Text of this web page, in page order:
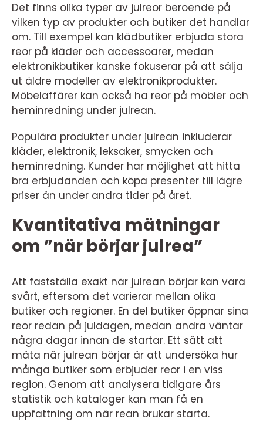
Det finns olika typer av julreor beroende på
vilken typ av produkter och butiker det handlar
om. Till exempel kan klädbutiker erbjuda stora
reor på kläder och accessoarer, medan
elektronikbutiker kanske fokuserar på att sälja
ut äldre modeller av elektronikprodukter.
Möbelaffärer kan också ha reor på möbler och
heminredning under julrean.
Populära produkter under julrean inkluderar
kläder, elektronik, leksaker, smycken och
heminredning. Kunder har möjlighet att hitta
bra erbjudanden och köpa presenter till lägre
priser än under andra tider på året.
Kvantitativa mätningar
om ”när börjar julrea”
Att fastställa exakt när julrean börjar kan vara
svårt, eftersom det varierar mellan olika
butiker och regioner. En del butiker öppnar sina
reor redan på juldagen, medan andra väntar
några dagar innan de startar. Ett sätt att
mäta när julrean börjar är att undersöka hur
många butiker som erbjuder reor i en viss
region. Genom att analysera tidigare års
statistik och kataloger kan man få en
uppfattning om när rean brukar starta.